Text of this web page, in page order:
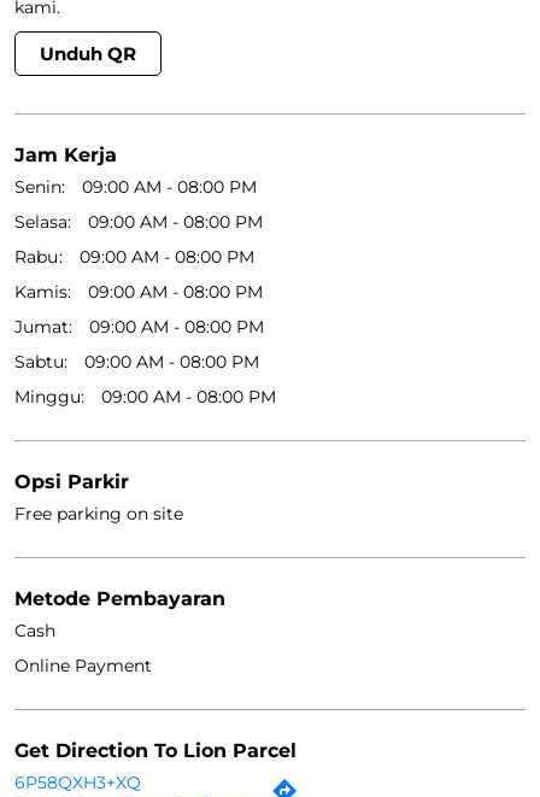
kami.
Unduh QR
Jam Kerja
Senin
09:00 AM - 08:00 PM
Selasa
09:00 AM - 08:00 PM
Rabu
09:00 AM - 08:00 PM
Kamis
09:00 AM - 08:00 PM
Jumat
09:00 AM - 08:00 PM
Sabtu
09:00 AM - 08:00 PM
Minggu
09:00 AM - 08:00 PM
Opsi Parkir
Free parking on site
Metode Pembayaran
Cash
Online Payment
Get Direction To Lion Parcel
6P58QXH3+XQ